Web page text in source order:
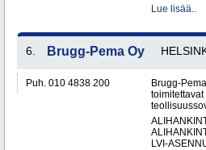
Lue lisää..
6. Brugg-Pema Oy
Puh. 010 4838 200
Brugg-
LVI-